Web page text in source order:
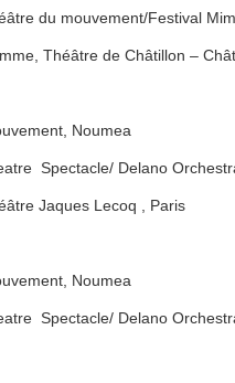
du mouvement/Festival
Théâtre de Châtillon –
Noumea
Spectacle/ Delano
Jaques Lecoq , Paris
Noumea
Spectacle/ Delano